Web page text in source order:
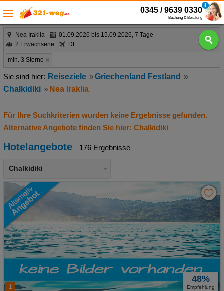
0345 / 9639 0330
Buchung & Beratung
Nea Iraklia
01.09.2026 bis 15.09.2026, 7 Tage
2 Erwachsene
DE
min. 3 Sterne
Reiseziele
Griechenland Festland
Chalkidiki
Nea Iraklia
Für Ihre Suchkriterien wurden keine Ergebnisse gefunden.
Alternative Angebote finden Sie hier: Chalkidiki
Hotelangebote 176 Ergebnisse
Chalkidiki
1
48%
Empfehlung